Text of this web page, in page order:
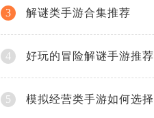
3 解谜类手游合集推荐
4 好玩的冒险解谜手游推荐
5 模拟经营类手游如何选择